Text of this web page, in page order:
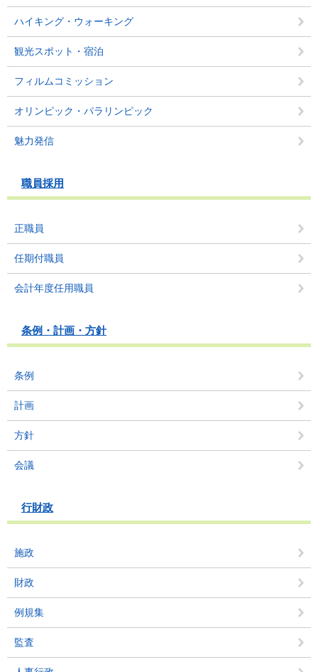
ハイキング・ウォーキング
観光スポット・宿泊
フィルムコミッション
オリンピック・パラリンピック
魅力発信
職員採用
正職員
任期付職員
会計年度任用職員
条例・計画・方針
条例
計画
方針
会議
行財政
施政
財政
例規集
監査